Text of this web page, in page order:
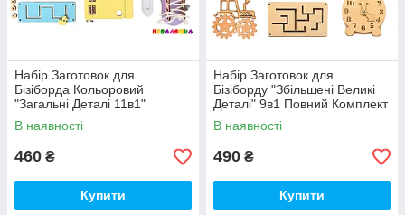
Набір Заготовок для
Бізіборда Кольоровий
"Загальні Деталі 11в1"
Базовий Комплект (+Клей,
Шурупи) Набiр Заготівель
В наявності
460 ₴
Купити
Набір Заготовок для
Бізіборду "Збільшені Великі
Деталі" 9в1 Повний Комплект
+ Всі Кріплення
В наявності
490 ₴
Купити